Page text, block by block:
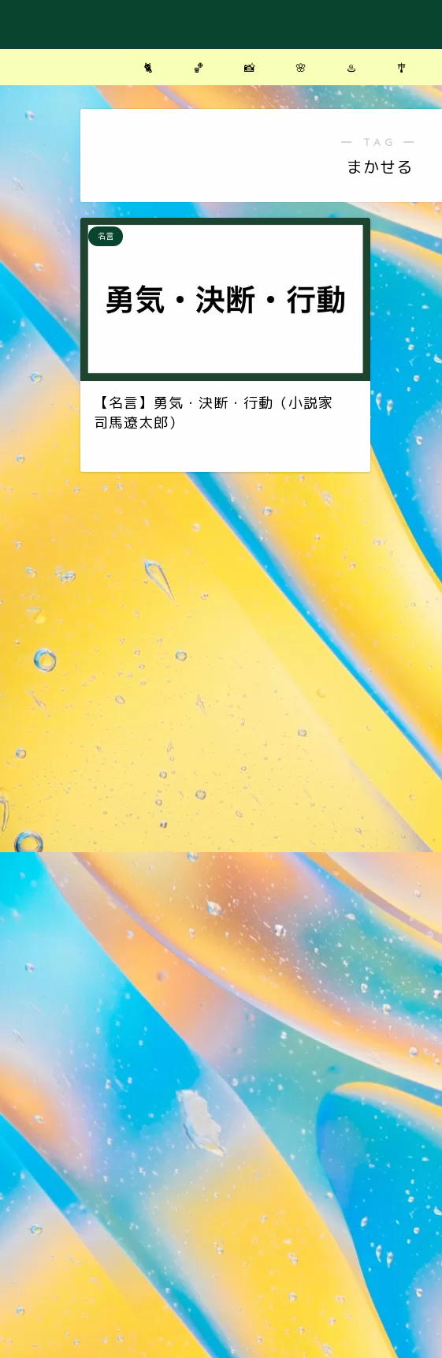
🐈 🏀 📸 🌸 ♨️ 🎐
― TAG ―
まかせる
名言
【名言】勇気・決断・行動（小説家
司馬遼太郎）